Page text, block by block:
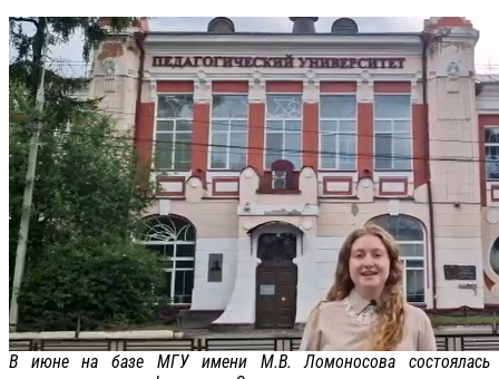
В июне на базе МГУ имени М.В. Ломоносова состоялась